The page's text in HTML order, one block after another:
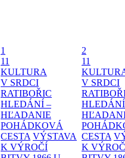
1
11
KULTURA
V SRDCI
RATIBOŘIC
HLEDÁNÍ –
HĽADANIE
POHÁDKOVÁ
CESTA VÝSTAVA
K VÝROČÍ
2
11
V SRDCI
CESTA
K